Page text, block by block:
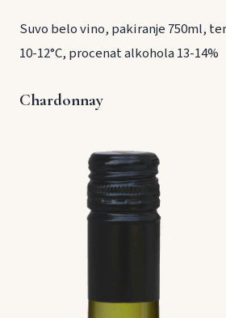
Suvo belo vino, pakiranje 750ml,
10-12°C, procenat alkohola 13-14%
Chardonnay